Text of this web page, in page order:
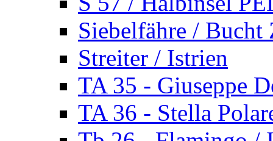
Siebelfähre / Bucht
Streiter / Istrien
TA 35 - Giuseppe
TA 36 - Stella